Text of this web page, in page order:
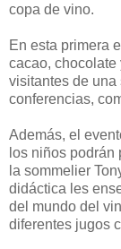
copa de vino.
En esta primera
cacao, chocolate
visitantes de una
conferencias,
Además, el
los niños
la sommelier
didáctica les
del mundo del
diferentes jugos